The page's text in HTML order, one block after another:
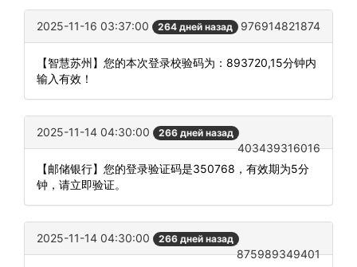
2025-11-16 03:37:00 264 дней назад 976914821874
【智慧苏州】您的本次登录校验码为：893720,15分钟内
输入有效！
2025-11-14 04:30:00 266 дней назад
403439316016
【邮储银行】您的登录验证码是350768，有效期为5分
钟，请立即验证。
2025-11-14 04:30:00 266 дней назад
875989349401